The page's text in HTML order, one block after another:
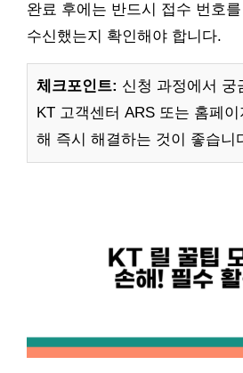
완료 후에는 반드시 접수 번호
수신했는지 확인해야 합니다.
체크포인트: 신청 과정에서 궁
KT 고객센터 ARS 또는 홈페
해 즉시 해결하는 것이 좋습니